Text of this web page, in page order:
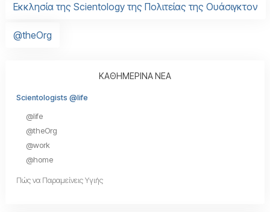
Εκκλησία της Scientology της Πολιτείας της Ουάσιγκτον
@theOrg
ΚΑΘΗΜΕΡΙΝΑ ΝΕΑ
Scientologists @life
@life
@theOrg
@work
@home
Πώς να Παραμείνεις Υγιής